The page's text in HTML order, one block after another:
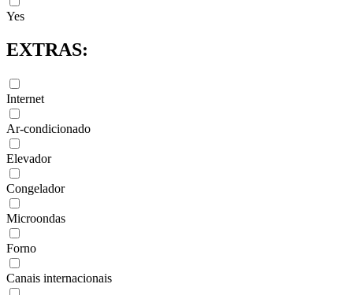
Yes
EXTRAS:
Internet
Ar-condicionado
Elevador
Congelador
Microondas
Forno
Canais internacionais